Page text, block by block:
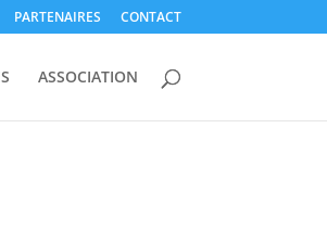
PARTENAIRES CONTACT
ASSOCIATION